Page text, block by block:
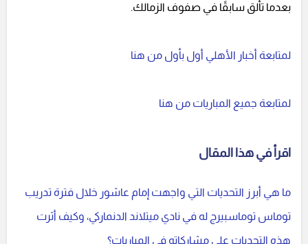
بعدما تألق سابقًا في صفوف الزمالك.
لمتابعة أخبار الأهلي أول بأول من هنا
لمتابعة جميع المباريات من هنا
اقرأ في هذا المقال
ما هي أبرز التحديات التي واجهت إمام عاشور خلال فترة تدريب
توماس توماسبيرج له في نادي ميتلاند الدنماركي، وكيف أثرت
هذه التحديات على مشاركاته في المباريات؟